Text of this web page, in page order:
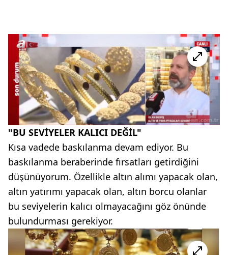
"BU SEVİYELER KALICI DEĞİL"
Kısa vadede baskılanma devam ediyor. Bu
baskılanma beraberinde fırsatları getirdiğini
düşünüyorum. Özellikle altın alımı yapacak olan,
altın yatırımı yapacak olan, altın borcu olanlar
bu seviyelerin kalıcı olmayacağını göz önünde
bulundurması gerekiyor.